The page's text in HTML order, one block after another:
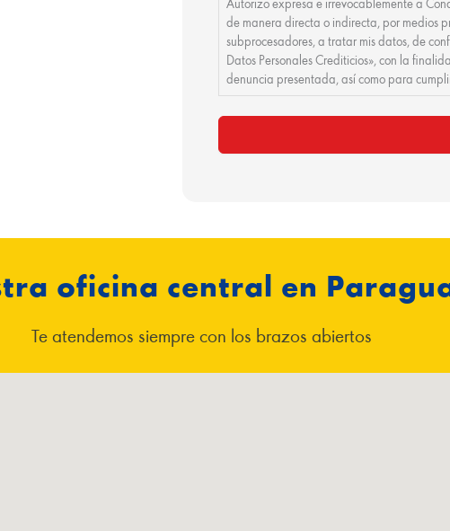
Autorizo expresa e irrevocablemente a
de manera directa o indirecta, por medios
subprocesadores, a tratar mis datos, de
Datos Personales Crediticios», con la
denuncia presentada, así como para
oficina central en
Te atendemos siempre con los brazos abiertos